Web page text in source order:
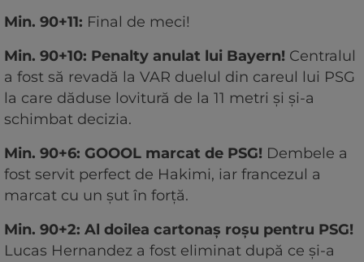
Min. 90+11: Final de meci!
Min. 90+10: Penalty anulat lui Bayern! Centralul
a fost să revadă la VAR duelul din careul lui PSG
la care dăduse lovitură de la 11 metri și și-a
schimbat decizia.
Min. 90+6: GOOOL marcat de PSG! Dembele a
fost servit perfect de Hakimi, iar francezul a
marcat cu un șut în forță.
Min. 90+2: Al doilea cartonaș roșu pentru PSG!
Lucas Hernandez a fost eliminat după ce și-a